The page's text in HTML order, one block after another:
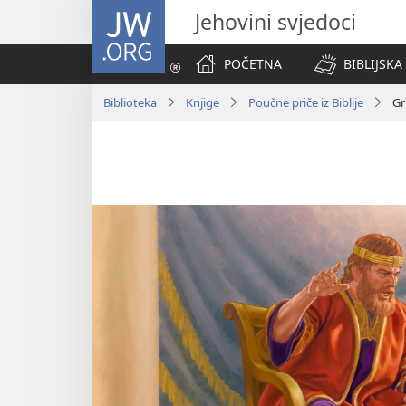
JW.ORG Jehovini svjedoci
POČETNA
BIBLIJSKA
Biblioteka Knjige Poučne priče iz Biblije